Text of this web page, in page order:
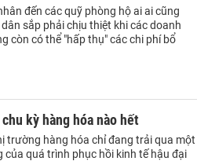
đến các quỹ phòng hộ ai ai cũng
sắp phải chịu thiệt khi các doanh
còn có thể "hấp thụ" các chi phí bổ
kỳ hàng hóa nào hết
trường hàng hóa chỉ đang trải qua một
quá trình phục hồi kinh tế hậu đại